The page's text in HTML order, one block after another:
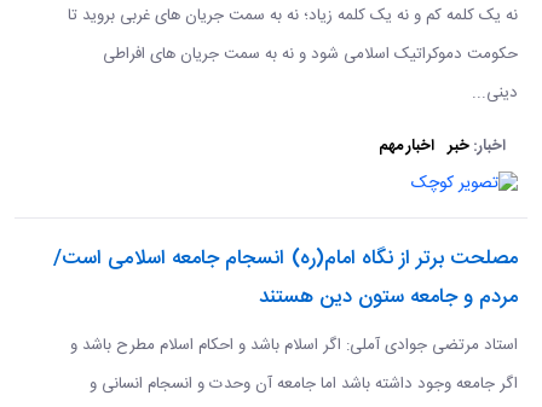
نه یک کلمه کم و نه یک کلمه زیاد؛ نه به سمت جریان های غربی بروید تا
حکومت دموکراتیک اسلامی شود و نه به سمت جریان های افراطی
دینی...
اخبار:خبر اخبار مهم
مصلحت برتر از نگاه امام(ره) انسجام جامعه اسلامی است/
مردم و جامعه ستون دین هستند
استاد مرتضی جوادی آملی: اگر اسلام باشد و احکام اسلام مطرح باشد و
اگر جامعه وجود داشته باشد اما جامعه آن وحدت و انسجام انسانی و